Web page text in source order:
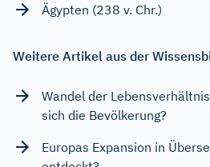
Ägypten (238 v. Chr.)
Weitere Artikel aus der
Wandel der
sich die Bevölkerung?
Europas Expansion in